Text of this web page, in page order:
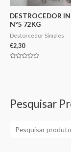
Pesquisar
DESTROCEDOR
Nº5 72KG
Destorcedor Simples
€2,30